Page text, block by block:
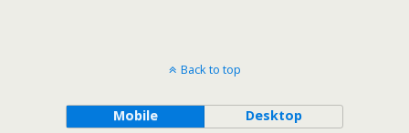
Back to top
Mobile Desktop